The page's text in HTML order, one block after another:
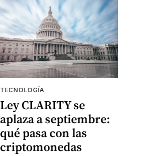
TECNOLOGÍA
Ley CLARITY se
aplaza a septiembre:
qué pasa con las
criptomonedas